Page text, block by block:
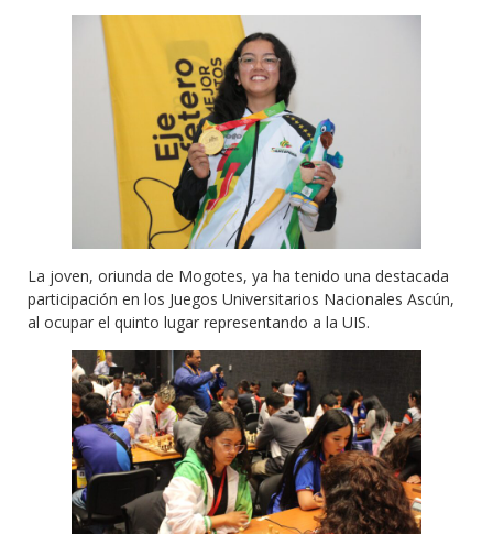
La joven, oriunda de Mogotes, ya ha tenido una destacada
participación en los Juegos Universitarios Nacionales Ascún,
al ocupar el quinto lugar representando a la UIS.